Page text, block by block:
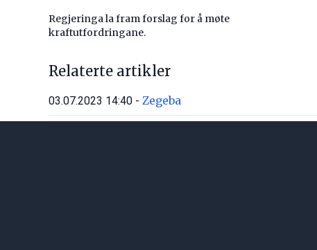
Regjeringa la fram forslag for å møte
kraftutfordringane.
Relaterte artikler
03.07.2023 14:40 - Zegeba